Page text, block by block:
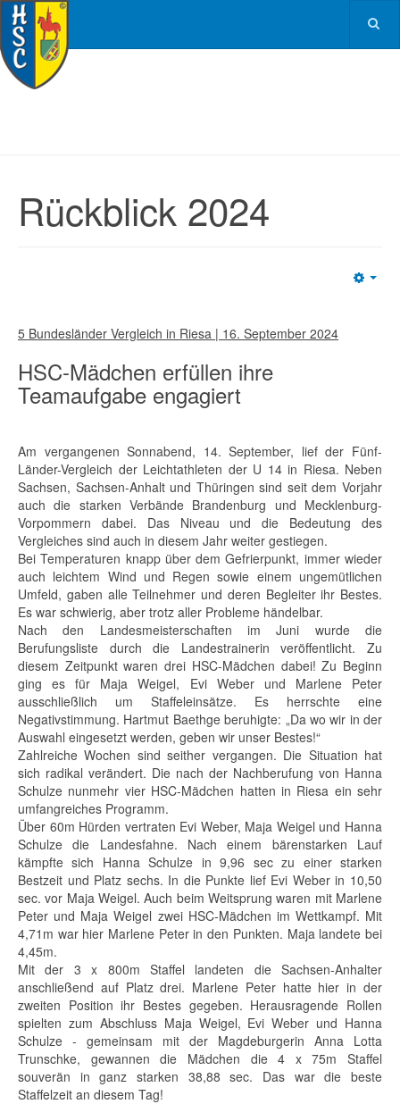
Rückblick 2024
5 Bundesländer Vergleich in Riesa | 16. September 2024
HSC-Mädchen erfüllen ihre
Teamaufgabe engagiert
Am vergangenen Sonnabend, 14. September, lief der Fünf-
Länder-Vergleich der Leichtathleten der U 14 in Riesa. Neben
Sachsen, Sachsen-Anhalt und Thüringen sind seit dem Vorjahr
auch die starken Verbände Brandenburg und Mecklenburg-
Vorpommern dabei. Das Niveau und die Bedeutung des
Vergleiches sind auch in diesem Jahr weiter gestiegen.
Bei Temperaturen knapp über dem Gefrierpunkt, immer wieder
auch leichtem Wind und Regen sowie einem ungemütlichen
Umfeld, gaben alle Teilnehmer und deren Begleiter ihr Bestes.
Es war schwierig, aber trotz aller Probleme händelbar.
Nach den Landesmeisterschaften im Juni wurde die
Berufungsliste durch die Landestrainerin veröffentlicht. Zu
diesem Zeitpunkt waren drei HSC-Mädchen dabei! Zu Beginn
ging es für Maja Weigel, Evi Weber und Marlene Peter
ausschließlich um Staffeleinsätze. Es herrschte eine
Negativstimmung. Hartmut Baethge beruhigte: „Da wo wir in der
Auswahl eingesetzt werden, geben wir unser Bestes!“
Zahlreiche Wochen sind seither vergangen. Die Situation hat
sich radikal verändert. Die nach der Nachberufung von Hanna
Schulze nunmehr vier HSC-Mädchen hatten in Riesa ein sehr
umfangreiches Programm.
Über 60m Hürden vertraten Evi Weber, Maja Weigel und Hanna
Schulze die Landesfahne. Nach einem bärenstarken Lauf
kämpfte sich Hanna Schulze in 9,96 sec zu einer starken
Bestzeit und Platz sechs. In die Punkte lief Evi Weber in 10,50
sec. vor Maja Weigel. Auch beim Weitsprung waren mit Marlene
Peter und Maja Weigel zwei HSC-Mädchen im Wettkampf. Mit
4,71m war hier Marlene Peter in den Punkten. Maja landete bei
4,45m.
Mit der 3 x 800m Staffel landeten die Sachsen-Anhalter
anschließend auf Platz drei. Marlene Peter hatte hier in der
zweiten Position ihr Bestes gegeben. Herausragende Rollen
spielten zum Abschluss Maja Weigel, Evi Weber und Hanna
Schulze - gemeinsam mit der Magdeburgerin Anna Lotta
Trunschke, gewannen die Mädchen die 4 x 75m Staffel
souverän in ganz starken 38,88 sec. Das war die beste
Staffelzeit an diesem Tag!